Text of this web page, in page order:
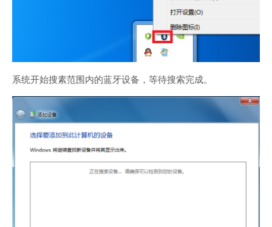
系统开始搜素范围内的蓝牙设备，等待搜索完成。